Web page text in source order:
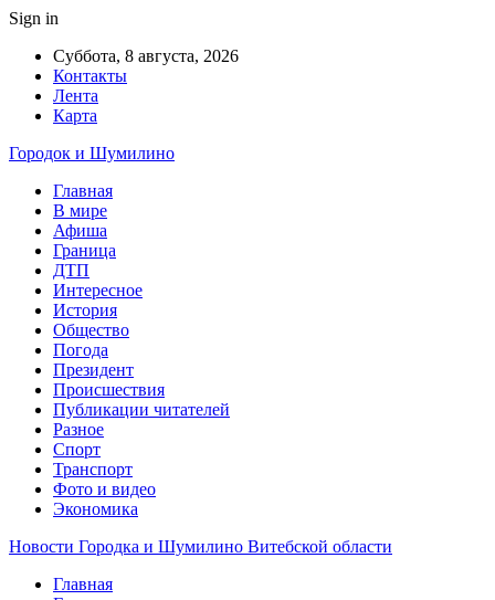
Sign in
Суббота, 8 августа, 2026
Контакты
Лента
Карта
Городок и Шумилино
Главная
В мире
Афиша
Граница
ДТП
Интересное
История
Общество
Погода
Президент
Происшествия
Публикации читателей
Разное
Спорт
Транспорт
Фото и видео
Экономика
Новости Городка и Шумилино Витебской области
Главная